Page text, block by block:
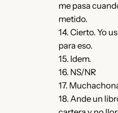
me pasa
metido.
14. Cierto. Yo
para eso.
15. Idem.
16. NS/NR
17.
18. Ande un